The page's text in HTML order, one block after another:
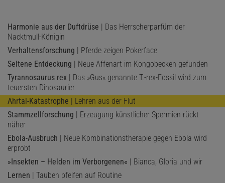
Harmonie aus der Duftdrüse | Das Herrscherparfüm der
Nacktmull-Königin
Verhaltensforschung | Pferde zeigen Pokerface
Seltene Entdeckung | Neue Affenart im Kongobecken gefunden
Tyrannosaurus rex | Das »Gus« genannte T.-rex-Fossil wird zum
teuersten Dinosaurier
Ahrtal-Katastrophe | Lehren aus der Flut
Stammzellforschung | Erzeugung künstlicher Spermien rückt
näher
Ebola-Ausbruch | Neue Kombinationstherapie gegen Ebola wird
erprobt
»Insekten – Helden im Verborgenen« | Bianca, Gloria und wir
Lernen | Tauben pfeifen auf Routine